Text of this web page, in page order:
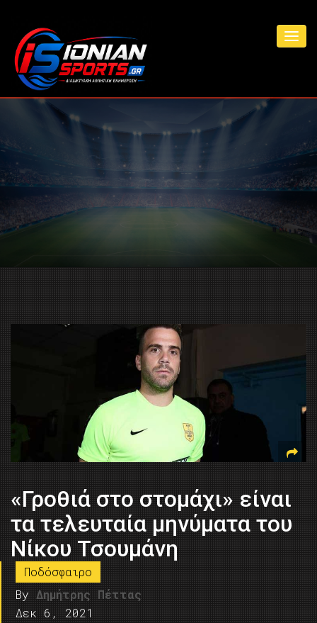
«Γροθιά στο στομάχι» είναι
τα τελευταία μηνύματα του
Νίκου Τσουμάνη
Ποδόσφαιρο
By Δημήτρης Πέττας
Δεκ 6, 2021